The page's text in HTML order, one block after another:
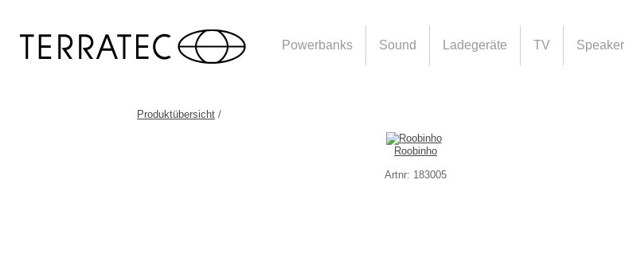
Powerbanks Sound Ladegeräte TV Speaker
Produktübersicht /
Roobinho
Artnr: 183005